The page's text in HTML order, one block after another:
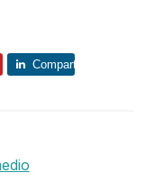
Comparte